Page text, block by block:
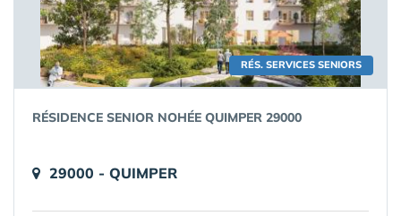
RÉS. SERVICES SENIORS
RÉSIDENCE SENIOR NOHÉE QUIMPER 29000
29000 - QUIMPER